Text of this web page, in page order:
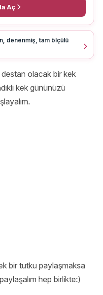
Aç
denenmiş, tam ölçülü
olacak bir kek
kek gününüzü
bir tutku paylaşmaksa
hep birlikte:)